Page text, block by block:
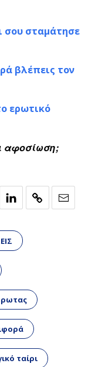
σου σταμάτησε
βλέπεις τον
ερωτικό
αφοσίωση;
ταίρι